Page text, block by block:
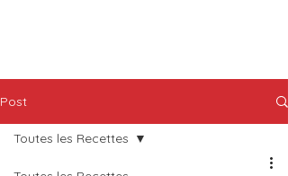
Post
Toutes les Recettes